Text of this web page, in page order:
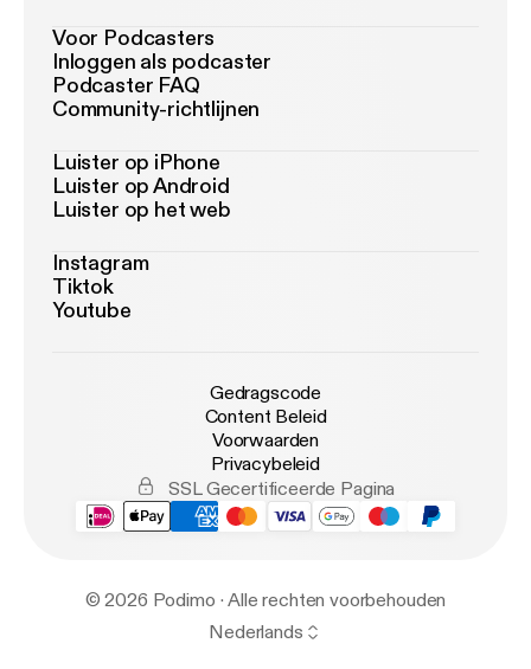
Voor Podcasters
Inloggen als podcaster
Podcaster FAQ
Community-richtlijnen
Luister op iPhone
Luister op Android
Luister op het web
Instagram
Tiktok
Youtube
Gedragscode
Content Beleid
Voorwaarden
Privacybeleid
SSL Gecertificeerde Pagina
© 2026 Podimo · Alle rechten voorbehouden
Nederlands